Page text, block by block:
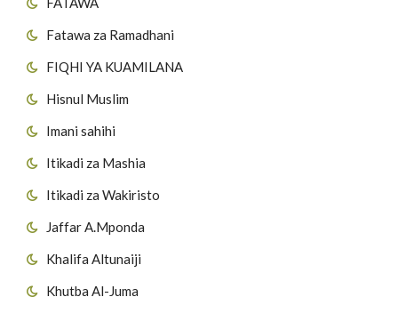
Fatawa za Ramadhani
FIQHI YA KUAMILANA
Hisnul Muslim
Imani sahihi
Itikadi za Mashia
Itikadi za Wakiristo
Jaffar A.Mponda
Khalifa Altunaiji
Khutba Al-Juma